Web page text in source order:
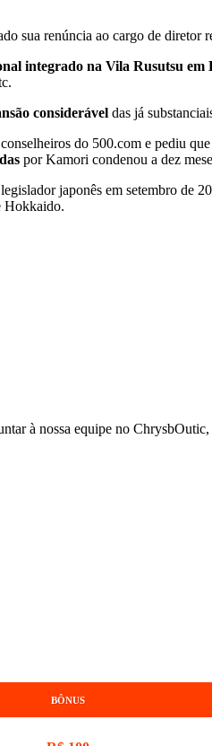
sua renúncia ao cargo de diretor
integrado na Vila Rusutsu em
considerável das já
do 500.com e pediu
por Kamori condenou a dez
japonês em setembro de
Hokkaido.
à nossa equipe no
BÔNUS